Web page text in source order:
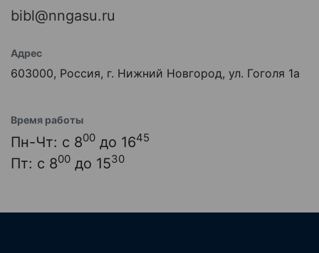
bibl@nngasu.ru
Адрес
603000, Россия, г. Нижний Новгород, ул. Гоголя 1а
Время работы
Пн-Чт: с 800 до 1645
Пт: с 800 до 1530